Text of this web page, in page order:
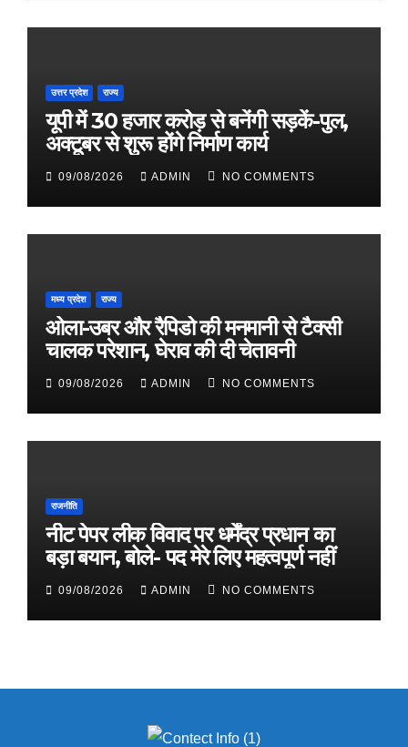
उत्तर प्रदेश राज्य
यूपी में 30 हजार करोड़ से बनेंगी सड़कें-पुल,
अक्टूबर से शुरू होंगे निर्माण कार्य
09/08/2026 ADMIN NO COMMENTS
मध्य प्रदेश राज्य
ओला-उबर और रैपिडो की मनमानी से टैक्सी
चालक परेशान, घेराव की दी चेतावनी
09/08/2026 ADMIN NO COMMENTS
राजनीति
नीट पेपर लीक विवाद पर धर्मेंद्र प्रधान का
बड़ा बयान, बोले- पद मेरे लिए महत्वपूर्ण नहीं
09/08/2026 ADMIN NO COMMENTS